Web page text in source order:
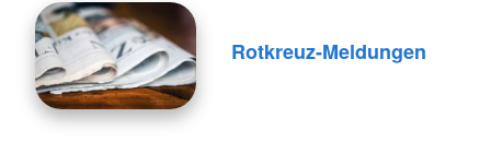
Rotkreuz-Meldungen